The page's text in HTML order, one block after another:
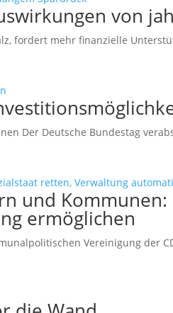
von
fordert mehr finanzielle
Der Deutsche Bundestag
und
ermöglichen
Vereinigung der